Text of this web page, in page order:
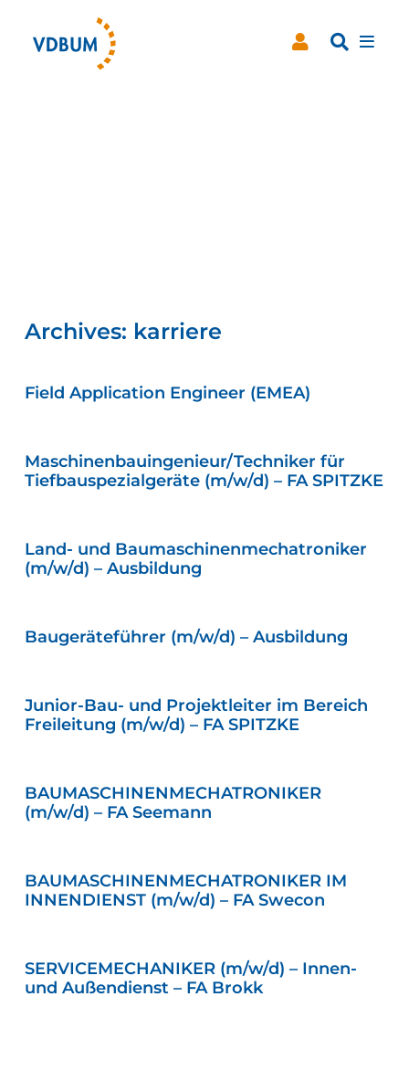
Archives: karriere
Field Application Engineer (EMEA)
Maschinenbauingenieur/Techniker für
Tiefbauspezialgeräte (m/w/d) – FA SPITZKE
Land- und Baumaschinenmechatroniker
(m/w/d) – Ausbildung
Baugeräteführer (m/w/d) – Ausbildung
Junior-Bau- und Projektleiter im Bereich
Freileitung (m/w/d) – FA SPITZKE
BAUMASCHINENMECHATRONIKER
(m/w/d) – FA Seemann
BAUMASCHINENMECHATRONIKER IM
INNENDIENST (m/w/d) – FA Swecon
SERVICEMECHANIKER (m/w/d) – Innen-
und Außendienst – FA Brokk